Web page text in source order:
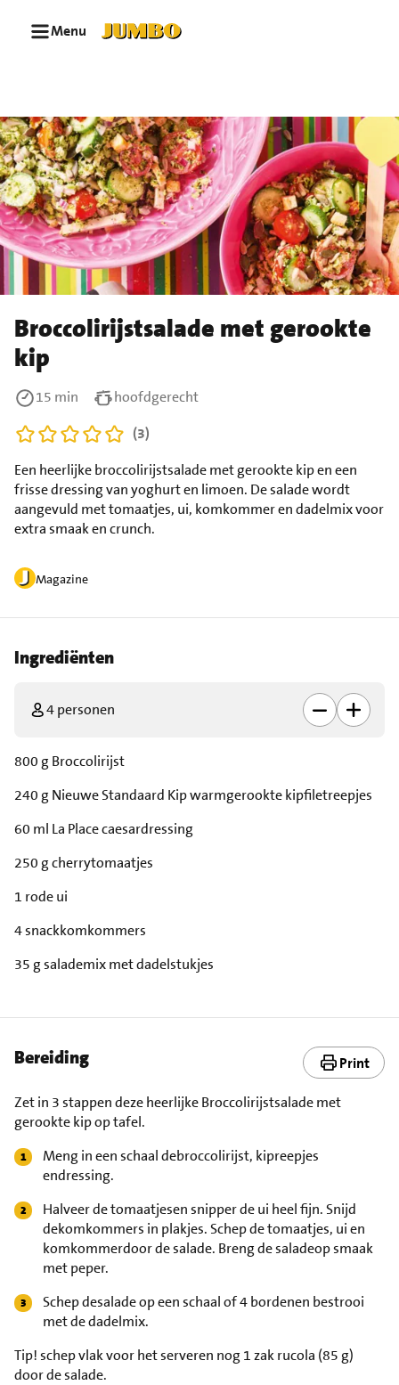
Menu
Broccolirijstsalade met gerookte
kip
Magazine
Een heerlijke broccolirijstsalade met gerookte kip en een
frisse dressing van yoghurt en limoen. De salade wordt
aangevuld met tomaatjes, ui, komkommer en dadelmix voor
extra smaak en crunch.
15 min
hoofdgerecht
(3)
Ingrediënten
4 personen
800 g Broccolirijst
240 g Nieuwe Standaard Kip warmgerookte kipfiletreepjes
60 ml La Place caesardressing
250 g cherrytomaatjes
1 rode ui
4 snackkomkommers
35 g salademix met dadelstukjes
Bereiding Print
Zet in 3 stappen deze heerlijke Broccolirijstsalade met
gerookte kip op tafel.
Meng in een schaal debroccolirijst, kipreepjes
endressing.
Halveer de tomaatjesen snipper de ui heel fijn. Snijd
dekomkommers in plakjes. Schep de tomaatjes, ui en
komkommerdoor de salade. Breng de saladeop smaak
met peper.
Schep desalade op een schaal of 4 bordenen bestrooi
met de dadelmix.
Tip!schep vlak voor het serveren nog 1 zak rucola (85 g)
door de salade.